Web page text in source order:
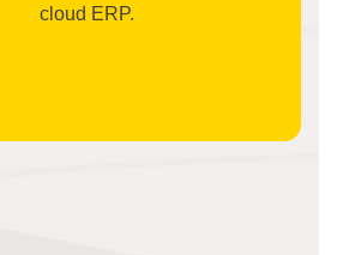
cloud ERP.